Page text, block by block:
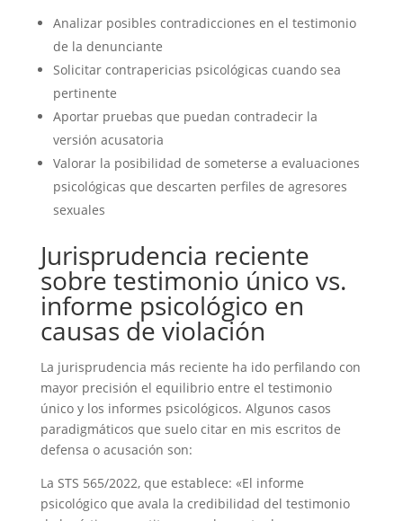
Analizar posibles contradicciones en el testimonio
de la denunciante
Solicitar contrapericias psicológicas cuando sea
pertinente
Aportar pruebas que puedan contradecir la
versión acusatoria
Valorar la posibilidad de someterse a evaluaciones
psicológicas que descarten perfiles de agresores
sexuales
Jurisprudencia reciente
sobre testimonio único vs.
informe psicológico en
causas de violación
La jurisprudencia más reciente ha ido perfilando con
mayor precisión el equilibrio entre el testimonio
único y los informes psicológicos. Algunos casos
paradigmáticos que suelo citar en mis escritos de
defensa o acusación son:
La STS 565/2022, que establece: «El informe
psicológico que avala la credibilidad del testimonio